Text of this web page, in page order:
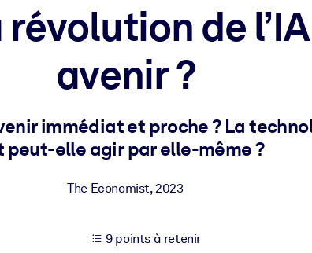
meilleurs résultats d'apprentissage.
fiables et prêtes à l'emploi.
de
avenir ?
immédiat et proche ? La
peut-elle agir par elle-même ?
The Economist,2023
9 points à retenir